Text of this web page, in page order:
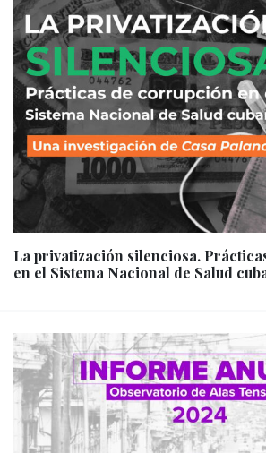
La privatización silenciosa.
en el Sistema Nacional de Salud